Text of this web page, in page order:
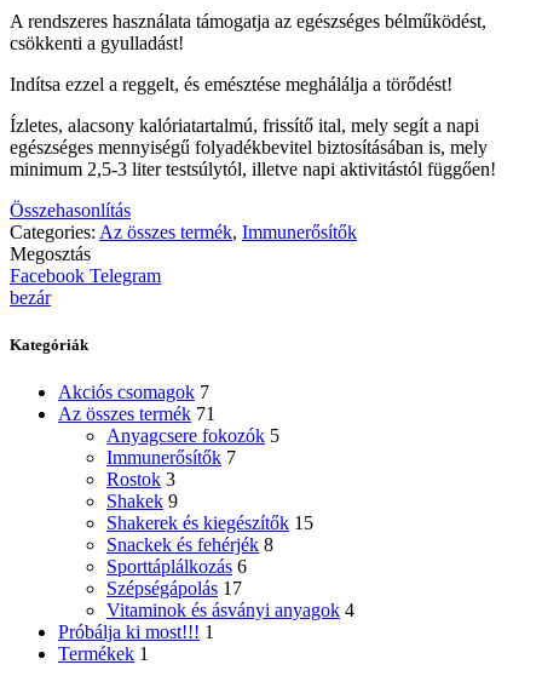
A rendszeres használata támogatja az egészséges bélműködést,
csökkenti a gyulladást!
Indítsa ezzel a reggelt, és emésztése meghálálja a törődést!
Ízletes, alacsony kalóriatartalmú, frissítő ital, mely segít a napi
egészséges mennyiségű folyadékbevitel biztosításában is, mely
minimum 2,5-3 liter testsúlytól, illetve napi aktivitástól függően!
Összehasonlítás
Categories: Az összes termék, Immunerősítők
Megosztás
Facebook Telegram
bezár
Kategóriák
Akciós csomagok 7
Az összes termék 71
Anyagcsere fokozók 5
Immunerősítők 7
Rostok 3
Shakek 9
Shakerek és kiegészítők 15
Snackek és fehérjék 8
Sporttáplálkozás 6
Szépségápolás 17
Vitaminok és ásványi anyagok 4
Próbálja ki most!!! 1
Termékek 1